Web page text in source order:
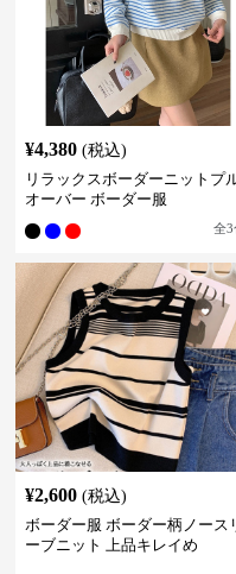
¥4,380 (税込)
リラックスボーダーニットプ
オーバー ボーダー服
全3
¥2,600 (税込)
ボーダー服 ボーダー柄ノース
ーブニット 上品キレイめ